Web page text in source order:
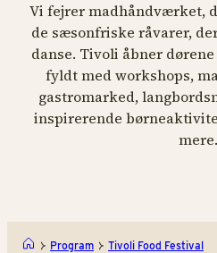
Vi fejrer madhåndværket,
de sæsonfriske råvarer,
danse. Tivoli åbner
fyldt med workshops,
gastromarked,
inspirerende
mere.
Program Tivoli Food Festival